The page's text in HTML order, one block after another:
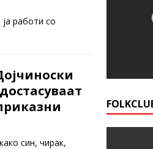
работи со
син, чирак,